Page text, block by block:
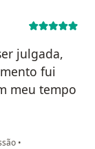
julgada,
fui
meu tempo
•